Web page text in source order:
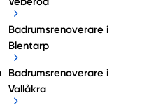
Badrumsrenoverare i
Blentarp
Badrumsrenoverare i
Vallåkra